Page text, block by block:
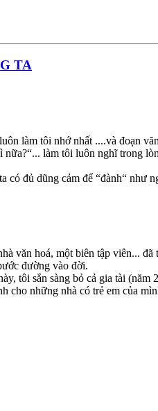
TA
làm tôi nhớ nhất ....và đoạn
nữa?“... làm tôi luôn nghĩ trong
có đủ dũng cảm để “đành“ như
văn hoá, một biên tập viên...
đường vào đời.
tôi sẳn sàng bỏ cả gia tài
cho những nhà có trẻ em của